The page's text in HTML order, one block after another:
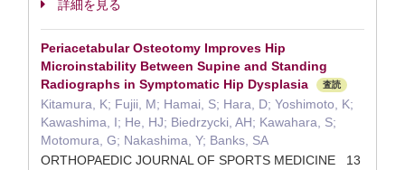
詳細を見る
Periacetabular Osteotomy Improves Hip
Microinstability Between Supine and Standing
Radiographs in Symptomatic Hip Dysplasia
査読
Kitamura, K; Fujii, M; Hamai, S; Hara, D; Yoshimoto, K;
Kawashima, I; He, HJ; Biedrzycki, AH; Kawahara, S;
Motomura, G; Nakashima, Y; Banks, SA
ORTHOPAEDIC JOURNAL OF SPORTS MEDICINE 13